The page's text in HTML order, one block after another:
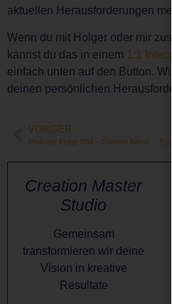
aktuellen Herausforderungen
Wenn du mit Holger oder mir
kannst du das in einem 1:1
einfach unten auf den Button.
deinen persönlichen
VORIGER
Creation Master
Studio
Gemeinsam
transformieren wir deine
Vision in kreative
Resultate